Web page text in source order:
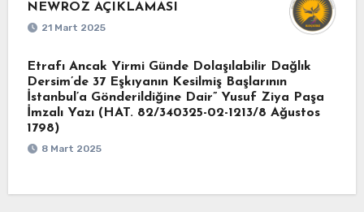
NEWROZ AÇIKLAMASI
21 Mart 2025
Etrafı Ancak Yirmi Günde Dolaşılabilir Dağlık
Dersim’de 37 Eşkıyanın Kesilmiş Başlarının
İstanbul’a Gönderildiğine Dair” Yusuf Ziya Paşa
İmzalı Yazı (HAT. 82/340325-02-1213/8 Ağustos
1798)
8 Mart 2025